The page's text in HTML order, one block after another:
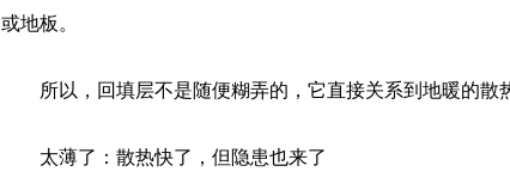
或地板。
所以，回填层不是随便糊弄的，它直接关系到地暖的散
太薄了：散热快了，但隐患也来了